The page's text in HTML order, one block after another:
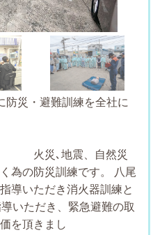
Next
災・避難訓練を全社に
自然災
為の防災訓練です。
八尾
導いただき消火器訓練と
いただき、緊急避難の取
を頂きまし